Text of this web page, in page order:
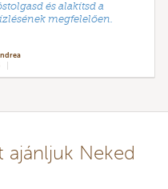
és alakítsd a
megfelelően.
ajánljuk Neked